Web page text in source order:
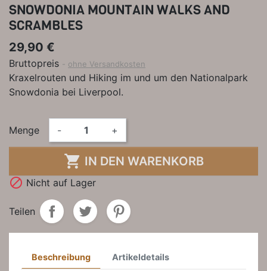
SNOWDONIA MOUNTAIN WALKS AND
SCRAMBLES
29,90 €
Bruttopreis ohne Versandkosten
Kraxelrouten und Hiking im und um den Nationalpark
Snowdonia bei Liverpool.
Menge - +
 IN DEN WARENKORB
 Nicht auf Lager
Teilen
Beschreibung Artikeldetails